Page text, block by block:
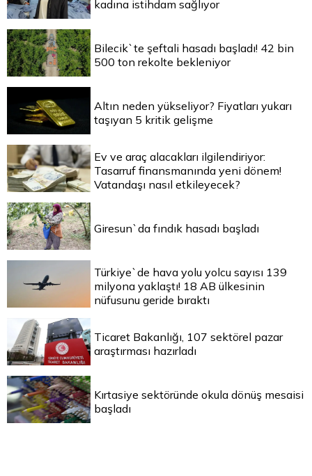
kadına istihdam sağlıyor
Bilecik`te şeftali hasadı başladı! 42 bin
500 ton rekolte bekleniyor
Altın neden yükseliyor? Fiyatları yukarı
taşıyan 5 kritik gelişme
Ev ve araç alacakları ilgilendiriyor:
Tasarruf finansmanında yeni dönem!
Vatandaşı nasıl etkileyecek?
Giresun`da fındık hasadı başladı
Türkiye`de hava yolu yolcu sayısı 139
milyona yaklaştı! 18 AB ülkesinin
nüfusunu geride bıraktı
Ticaret Bakanlığı, 107 sektörel pazar
araştırması hazırladı
Kırtasiye sektöründe okula dönüş mesaisi
başladı